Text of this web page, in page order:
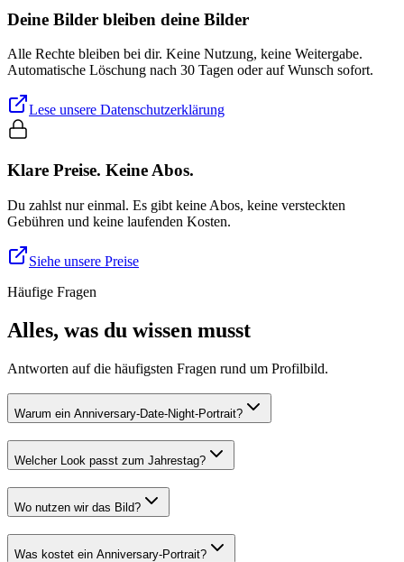
Deine Bilder bleiben deine Bilder
Alle Rechte bleiben bei dir. Keine Nutzung, keine Weitergabe.
Automatische Löschung nach 30 Tagen oder auf Wunsch sofort.
Lese unsere Datenschutzerklärung
Klare Preise. Keine Abos.
Du zahlst nur einmal. Es gibt keine Abos, keine versteckten
Gebühren und keine laufenden Kosten.
Siehe unsere Preise
Häufige Fragen
Alles, was du wissen musst
Antworten auf die häufigsten Fragen rund um Profilbild.
Warum ein Anniversary-Date-Night-Portrait?
Welcher Look passt zum Jahrestag?
Wo nutzen wir das Bild?
Was kostet ein Anniversary-Portrait?